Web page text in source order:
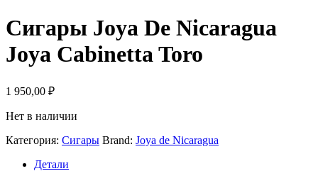
Сигары Joya De Nicaragua
Joya Cabinetta Toro
1 950,00 ₽
Нет в наличии
Категория: Сигары Brand: Joya de Nicaragua
Детали